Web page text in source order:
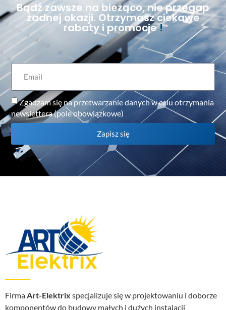
Bądź zawsze na bieżąco, nie przegap
żadnej okazji. Otrzymasz ciekawe
rabaty i promocje!
Zgadzam się na przetwarzanie danych w celu otrzymania
newslettera (pole obowiązkowe)
Zapisz się
Firma Art-Elektrix specjalizuje się w projektowaniu i doborze
komponentów do budowy małych i dużych instalacji